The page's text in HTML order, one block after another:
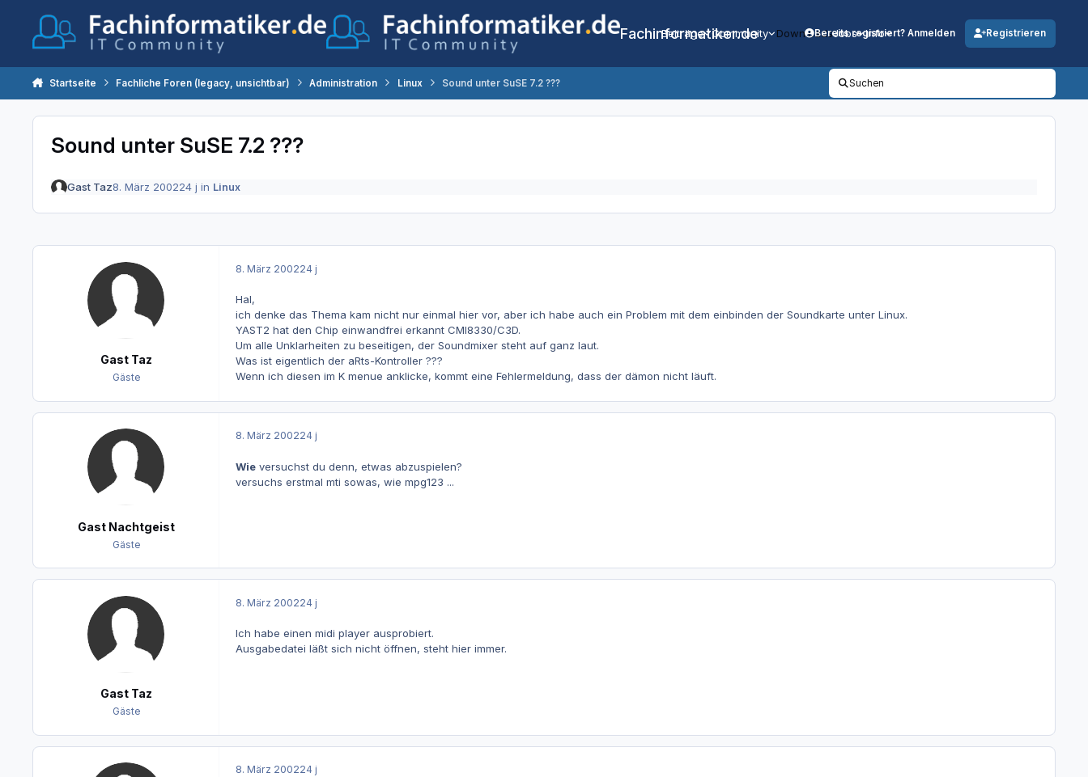
Fachinformatiker.de
Beiträge Community DownloadsJobs Info
Bereits registriert? Anmelden Registrieren
Startseite Fachliche Foren (legacy, unsichtbar) Administration Linux Sound unter SuSE 7.2 ??? Suchen
Sound unter SuSE 7.2 ???
Gast Taz8. März 200224 j in Linux
Gast Taz
Gäste
8. März 200224 j
Hal,
ich denke das Thema kam nicht nur einmal hier vor, aber ich habe auch ein Problem mit dem einbinden der Soundkarte unter Linux.
YAST2 hat den Chip einwandfrei erkannt CMI8330/C3D.
Um alle Unklarheiten zu beseitigen, der Soundmixer steht auf ganz laut.
Was ist eigentlich der aRts-Kontroller ???
Wenn ich diesen im K menue anklicke, kommt eine Fehlermeldung, dass der dämon nicht läuft.
Gast Nachtgeist
Gäste
8. März 200224 j
Wieversuchst du denn, etwas abzuspielen?
versuchs erstmal mti sowas, wie mpg123 ...
Gast Taz
Gäste
8. März 200224 j
Ich habe einen midi player ausprobiert.
Ausgabedatei läßt sich nicht öffnen, steht hier immer.
8. März 200224 j